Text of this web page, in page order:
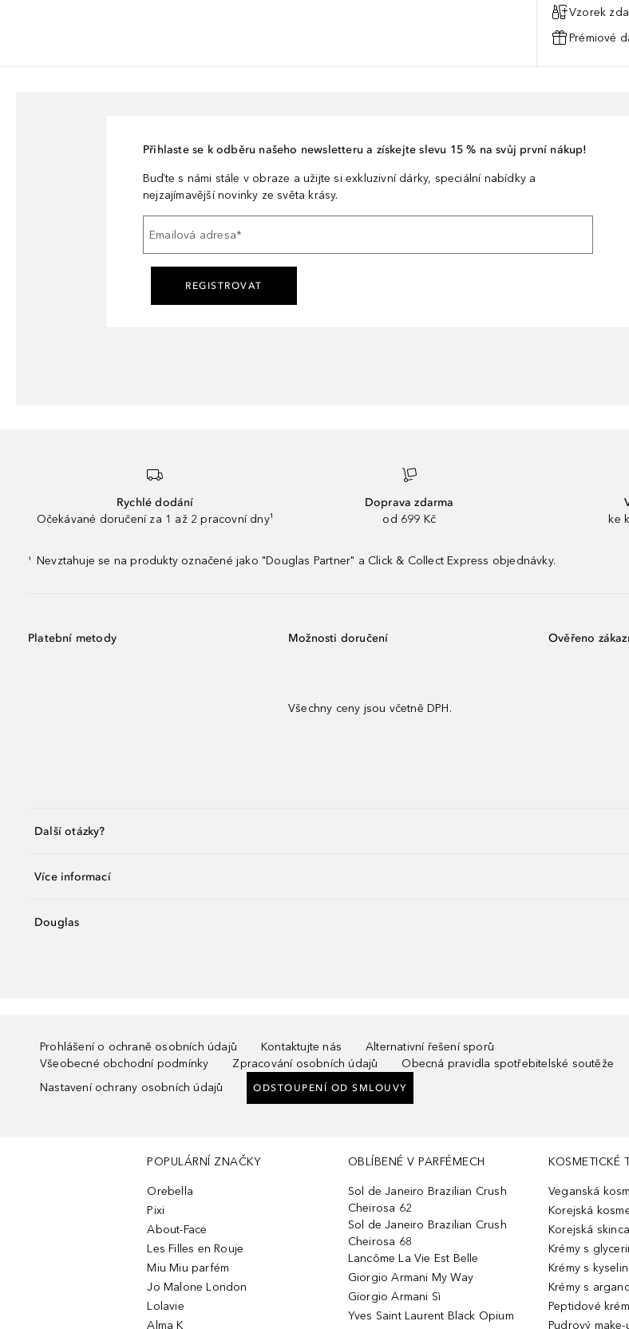
Vzorek
Prémiové
Přihlaste se k odběru našeho newsletteru a získejte slevu 15 % na svůj první nákup!
Buďte s námi stále v obraze a užijte si exkluzivní dárky, speciální nabídky a
nejzajímavější novinky ze světa krásy.
Emailová adresa*
REGISTROVAT
Rychlé dodání
Očekávané doručení za 1 až 2 pracovní dny¹
Doprava zdarma
od 699 Kč
ke
¹ Nevztahuje se na produkty označené jako "Douglas Partner" a Click & Collect Express objednávky.
Platební metody Možnosti doručení
Všechny ceny jsou včetně DPH.
Ověřeno
Další otázky?
Více informací
Douglas
Prohlášení o ochraně osobních údajů Kontaktujte nás
Alternativní řešení sporů
Všeobecné obchodní podmínky
Zpracování osobních údajů
Obecná pravidla spotřebitelské soutěže
Nastavení ochrany osobních údajů
ODSTOUPENÍ OD SMLOUVY
POPULÁRNÍ ZNAČKY
Orebella
Pixi
About-Face
Les Filles en Rouje
Miu Miu parfém
Jo Malone London
Lolavie
Alma K
OBLÍBENÉ V PARFÉMECH
Sol de Janeiro Brazilian Crush
Cheirosa 62
Sol de Janeiro Brazilian Crush
Cheirosa 68
Lancôme La Vie Est Belle
Giorgio Armani My Way
Giorgio Armani Sì
Yves Saint Laurent Black Opium
KOSMETICKÉ
Veganská
Korejská
Korejská
Krémy s
Krémy s
Krémy s
Peptidové
Pudrový make-